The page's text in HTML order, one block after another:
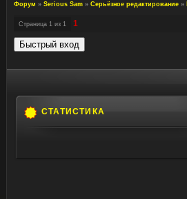
Форум » Serious Sam » Серьёзное редактирование »
Страница 1 из 1 1
СТАТИСТИКА